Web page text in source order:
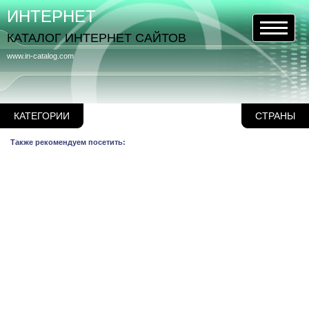
КАТЕГОРИИ СТРАНЫ
www.in-catalog.com
ИНТЕРНЕТ
КАТАЛОГ ИНТЕРНЕТ САЙТОВ
Также рекомендуем посетить: